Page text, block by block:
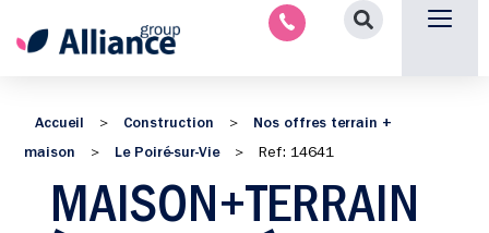
Accueil > Construction >
Nos offres terrain +
maison
> Le Poiré-sur-Vie > Ref: 14641
MAISON+TERRAIN